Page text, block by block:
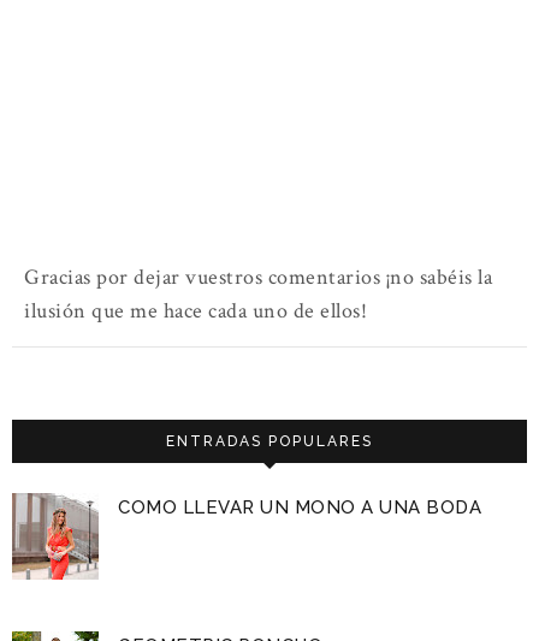
Gracias por dejar vuestros comentarios ¡no sabéis la
ilusión que me hace cada uno de ellos!
ENTRADAS POPULARES
COMO LLEVAR UN MONO A UNA BODA